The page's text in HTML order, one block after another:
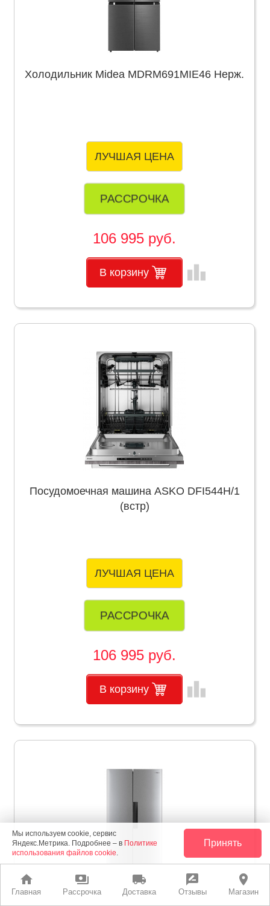
home
Главная
payments
Рассрочка
local_shipping
Доставка
rate_review
Отзывы
place
Магазин
Холодильник Midea MDRM691MIE46 Нерж.
ЛУЧШАЯ ЦЕНА
РАССРОЧКА
106 995 руб.
В корзину leaderboard
Посудомоечная машина ASKO DFI544H/1
(встр)
ЛУЧШАЯ ЦЕНА
РАССРОЧКА
106 995 руб.
В корзину leaderboard
Мы используем cookie, сервис
Яндекс.Метрика. Подробнее – в Политике
использования файлов cookie.
Принять